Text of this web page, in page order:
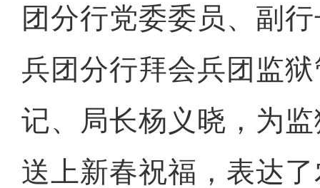
团分行党委委员、副
兵团分行拜会兵团监
记、局长杨义晓，为
送上新春祝福，表达